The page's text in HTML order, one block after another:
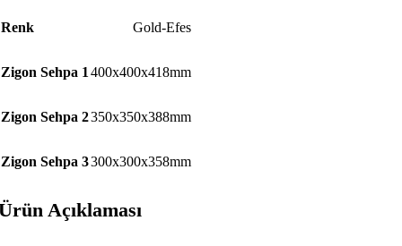
Renk Gold-Efes
Zigon Sehpa 1 400x400x418mm
Zigon Sehpa 2350x350x388mm
Zigon Sehpa 3300x300x358mm
Açıklaması